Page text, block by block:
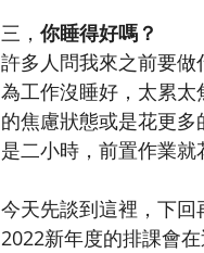
三，你睡得好嗎？
許多人問我來之前要
為工作沒睡好，太累
的焦慮狀態或是花更
是二小時，前置作業就
今天先談到這裡，下回
2022新年度的排課會在